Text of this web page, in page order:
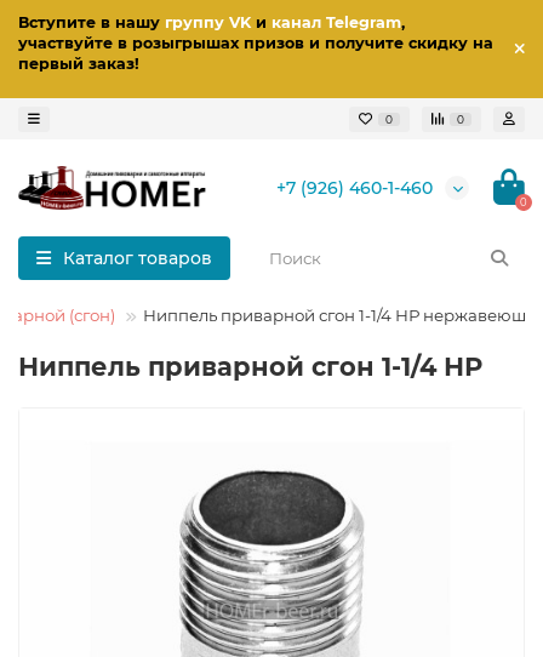
Вступите в нашу группу VKи канал Telegram,
участвуйте в розыгрышах призов и получите скидку на
первый заказ!
0 0
+7 (926) 460-1-460
0
Каталог товаров
(сгон) Ниппель приварной сгон 1-1/4 НР
Ниппель приварной сгон 1-1/4 НР